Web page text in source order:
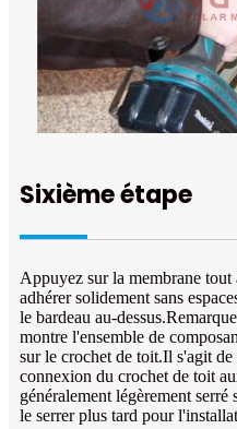
Sixième étape
Appuyez sur la membrane
adhérer solidement sans
le bardeau au-
montre l'ensemble de
sur le crochet de toit.Il s'agit de
connexion du crochet de toit
généralement légèrement
le serrer plus tard pour